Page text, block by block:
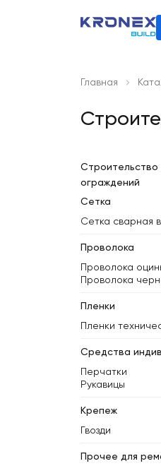
Главная
Строительство
ограждений
Сетка
Сетка сварная
Проволока
Проволока
Проволока
Пленки
Пленки
Средства
Перчатки
Рукавицы
Крепеж
Гвозди
Прочее для